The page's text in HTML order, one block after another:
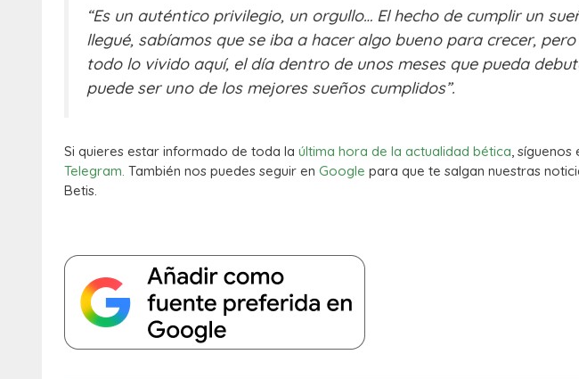
“Es un auténtico privilegio, un orgullo… El hecho de cumplir un
llegué, sabíamos que se iba a hacer algo bueno para crecer,
todo lo vivido aquí, el día dentro de unos meses que pueda
puede ser uno de los mejores sueños cumplidos”.
Si quieres estar informado de toda la última hora de la actualidad bética, síguenos
Telegram. También nos puedes seguir en Google para que te salgan nuestras
Betis.